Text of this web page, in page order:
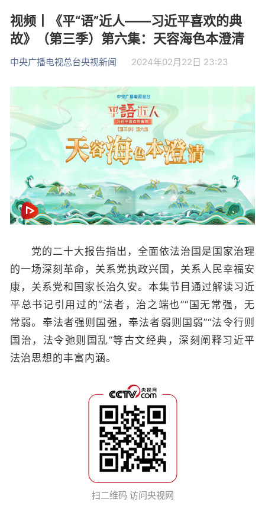
视频丨《平“语”近人——习近平喜欢的典
故》（第三季）第六集：天容海色本澄清
中央广播电视总台央视新闻 2024年02月22日 23:23
党的二十大报告指出，全面依法治国是国家治理
的一场深刻革命，关系党执政兴国，关系人民幸福安
康，关系党和国家长治久安。本集节目通过解读习近
平总书记引用过的“法者，治之端也”“国无常强，无
常弱。奉法者强则国强，奉法者弱则国弱”“法令行则
国治，法令弛则国乱”等古文经典，深刻阐释习近平
法治思想的丰富内涵。
扫二维码 访问央视网